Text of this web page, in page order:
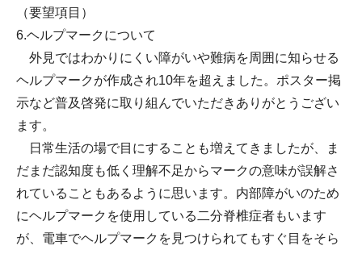
（要望項目）
6.ヘルプマークについて
外見ではわかりにくい障がいや難病を周囲に知らせる
ヘルプマークが作成され10年を超えました。ポスター掲
示など普及啓発に取り組んでいただきありがとうござい
ます。
日常生活の場で目にすることも増えてきましたが、ま
だまだ認知度も低く理解不足からマークの意味が誤解さ
れていることもあるように思います。内部障がいのため
にヘルプマークを使用している二分脊椎症者もいます
が、電車でヘルプマークを見つけられてもすぐ目をそら